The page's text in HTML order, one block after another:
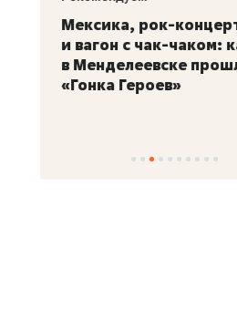
Мексика, рок-
и вагон с чак-чаком:
в Менделеевске
«Гонка Героев»